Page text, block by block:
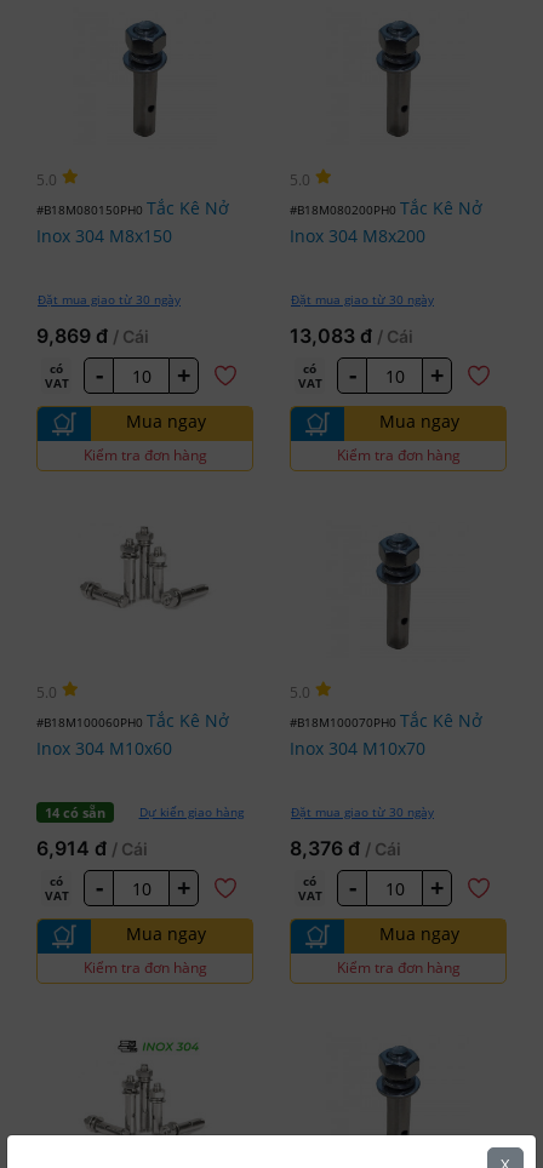
5.0
#B18M080150PH0 Tắc Kê Nở
Inox 304 M8x150
Đặt mua giao từ 30 ngày
9,869 đ / Cái
có
VAT
- +
Mua ngay
Kiểm tra đơn hàng
5.0
#B18M080200PH0 Tắc Kê Nở
Inox 304 M8x200
Đặt mua giao từ 30 ngày
13,083 đ / Cái
có
VAT
- +
Mua ngay
Kiểm tra đơn hàng
5.0
#B18M100060PH0 Tắc Kê Nở
Inox 304 M10x60
14 có sẵn Dự kiến giao hàng
6,914 đ / Cái
có
VAT
- +
Mua ngay
Kiểm tra đơn hàng
5.0
#B18M100070PH0 Tắc Kê Nở
Inox 304 M10x70
Đặt mua giao từ 30 ngày
8,376 đ / Cái
có
VAT
- +
Mua ngay
Kiểm tra đơn hàng